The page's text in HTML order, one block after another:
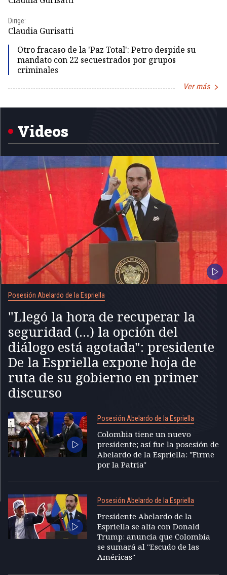
Dirige:
Claudia Gurisatti
Otro fracaso de la 'Paz Total': Petro despide su
mandato con 22 secuestrados por grupos
criminales
Ver más
1
Videos
Posesión Abelardo de la Espriella
"Llegó la hora de recuperar la
seguridad (...) la opción del
diálogo está agotada": presidente
De la Espriella expone hoja de
ruta de su gobierno en primer
discurso
Posesión Abelardo de la Espriella
Colombia tiene un nuevo
presidente; así fue la posesión de
Abelardo de la Espriella: "Firme
por la Patria"
Posesión Abelardo de la Espriella
Presidente Abelardo de la
Espriella se alía con Donald
Trump: anuncia que Colombia
se sumará al "Escudo de las
Américas"